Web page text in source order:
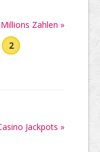
Zahlen »
2
Jackpots »